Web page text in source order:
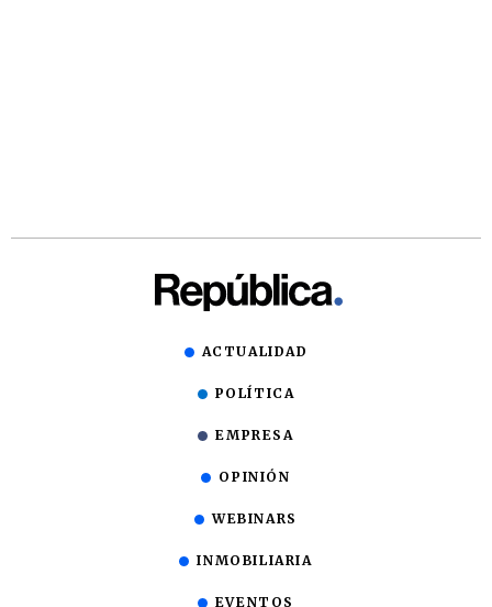
ACTUALIDAD
POLÍTICA
EMPRESA
OPINIÓN
WEBINARS
INMOBILIARIA
EVENTOS